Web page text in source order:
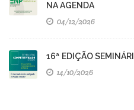
NA AGENDA
04/12/2026
16ª EDIÇÃO
14/10/2026